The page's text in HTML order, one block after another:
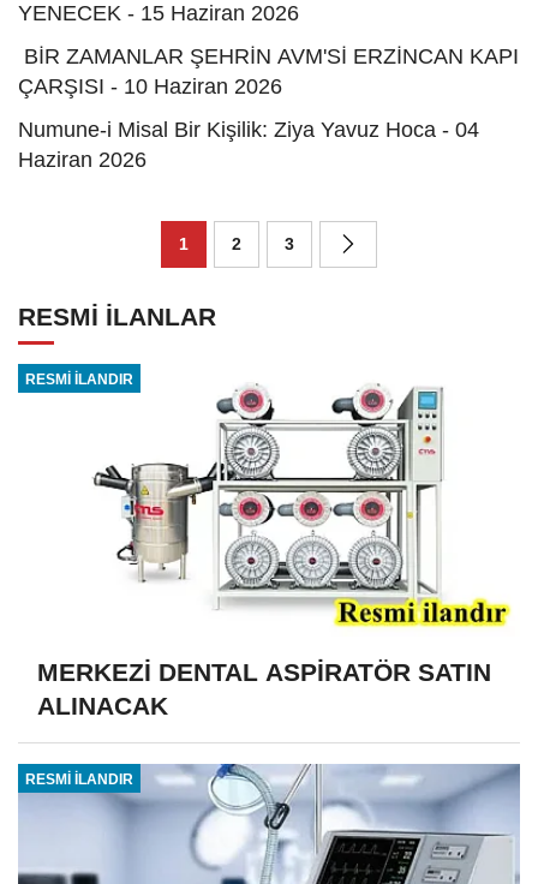
YENECEK - 15 Haziran 2026
BİR ZAMANLAR ŞEHRİN AVM'Sİ ERZİNCAN KAPI
ÇARŞISI - 10 Haziran 2026
Numune-i Misal Bir Kişilik: Ziya Yavuz Hoca - 04
Haziran 2026
1 2 3
RESMİ İLANLAR
RESMİ İLANDIR
MERKEZİ DENTAL ASPİRATÖR SATIN
ALINACAK
RESMİ İLANDIR